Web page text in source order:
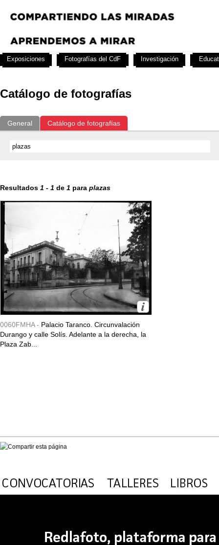
Catálogo de fotografías
General Catálogo de fotografías
Resultados 1 - 1 de 1 para plazas
0060FMHA - Palacio Taranco. Circunvalación
Durango y calle Solís. Adelante a la derecha, la
Plaza Zab...
Exposiciones Fotografías del CdF Investigación